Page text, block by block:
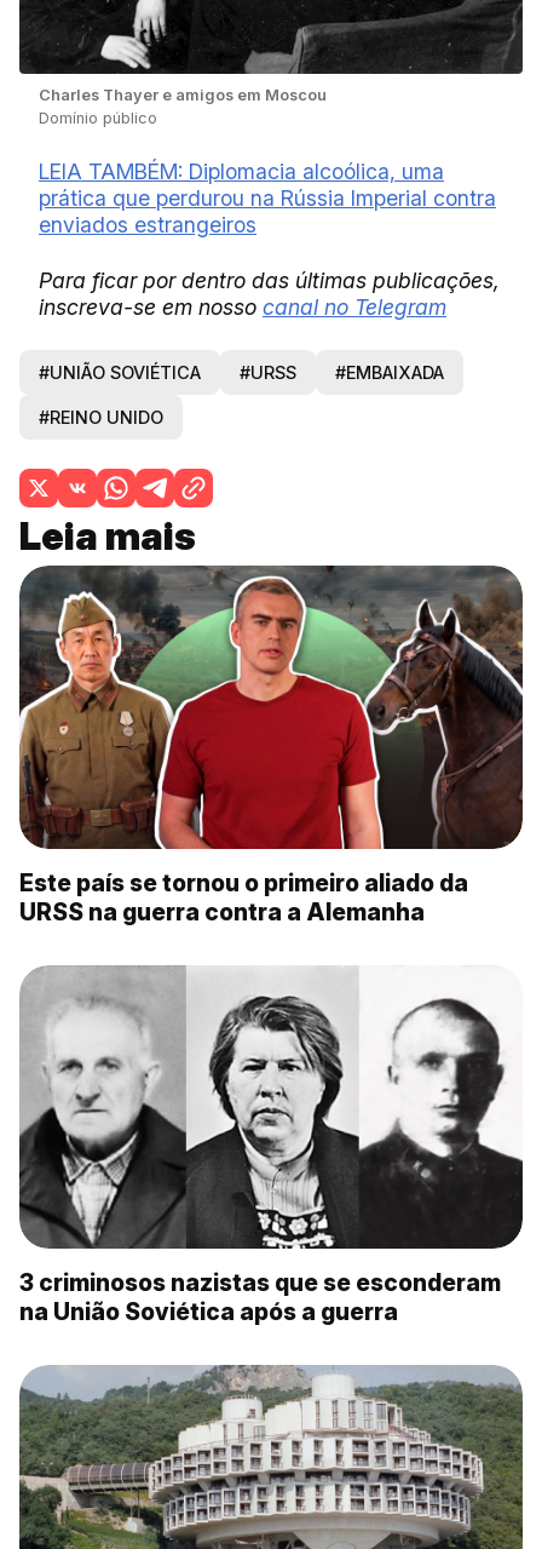
Charles Thayer e amigos em Moscou
Domínio público
LEIA TAMBÉM: Diplomacia alcoólica, uma
prática que perdurou na Rússia Imperial contra
enviados estrangeiros
Para ficar por dentro das últimas publicações,
inscreva-se em nosso canal no Telegram
#UNIÃO SOVIÉTICA #URSS #EMBAIXADA
#REINO UNIDO
Leia mais
Este país se tornou o primeiro aliado da
URSS na guerra contra a Alemanha
3 criminosos nazistas que se esconderam
na União Soviética após a guerra